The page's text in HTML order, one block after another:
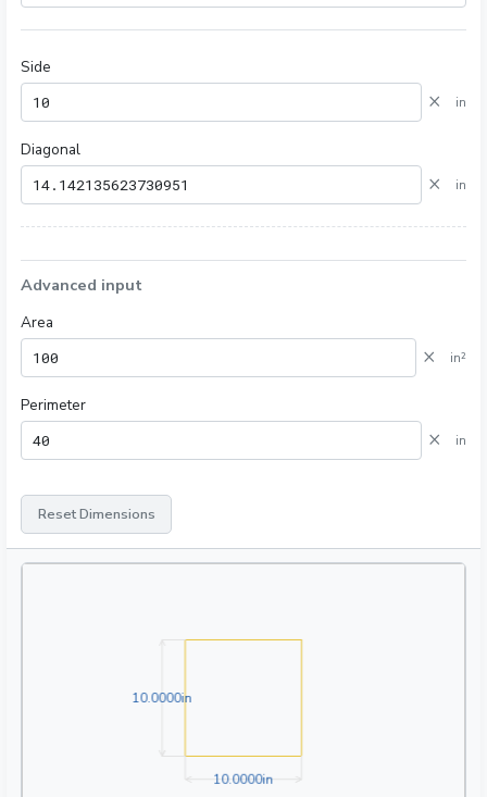
Side
× in
Diagonal
× in
Advanced input
Area
× in²
Perimeter
× in
Reset Dimensions
10.0000in10.0000in
10.0000in10.0000in